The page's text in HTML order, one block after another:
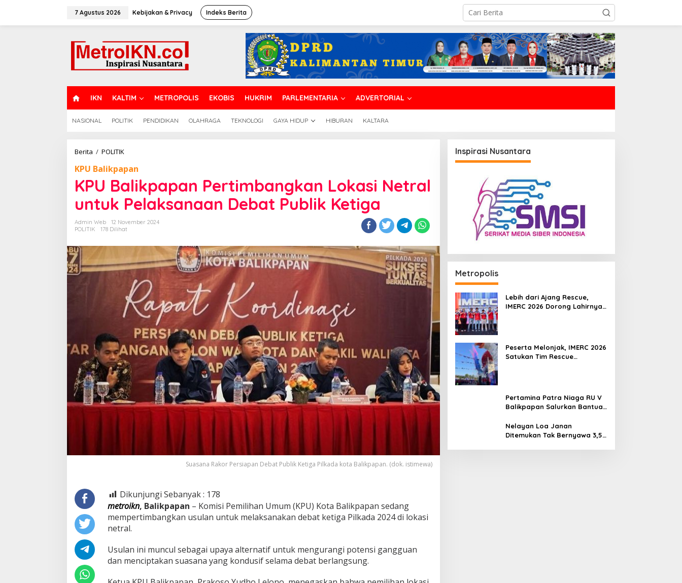
7 Agustus 2026 Kebijakan & Privacy Indeks Berita
O
M
IKN KALTIM METROPOLIS EKOBIS HUKRIM PARLEMENTARIA ADVERTORIAL
NASIONAL POLITIK PENDIDIKAN OLAHRAGA TEKNOLOGI GAYA HIDUP HIBURAN KALTARA
Berita / POLITIKKPU
Pertimbangkan
Lokasi
Netral
untuk
Pelaksanaan
Publik
Ketiga
KPU Balikpapan
KPU Balikpapan Pertimbangkan Lokasi Netral
untuk Pelaksanaan Debat Publik Ketiga
Admin Web
12 November 2024
POLITIK
178 Dilihat
Suasana Rakor Persiapan Debat Publik Ketiga Pilkada kota Balikpapan. (dok. istimewa)
Dikunjungi Sebanyak : 178
metroikn, Balikpapan – Komisi Pemilihan Umum (KPU) Kota Balikpapan sedang
mempertimbangkan usulan untuk melaksanakan debat ketiga Pilkada 2024 di lokasi
netral.
Usulan ini muncul sebagai upaya alternatif untuk mengurangi potensi gangguan
dan menciptakan suasana yang kondusif selama debat berlangsung.
Inspirasi Nusantara
Metropolis
Lebih dari Ajang Rescue,
IMERC 2026 Dorong Lahirnya
Peserta Melonjak, IMERC 2026
Satukan Tim Rescue
Pertamina Patra Niaga RU V
Balikpapan Salurkan Bantuan
Kilang
Nelayan Loa Janan
Ditemukan Tak Bernyawa 3,5